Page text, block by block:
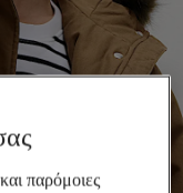
παρόμοιες